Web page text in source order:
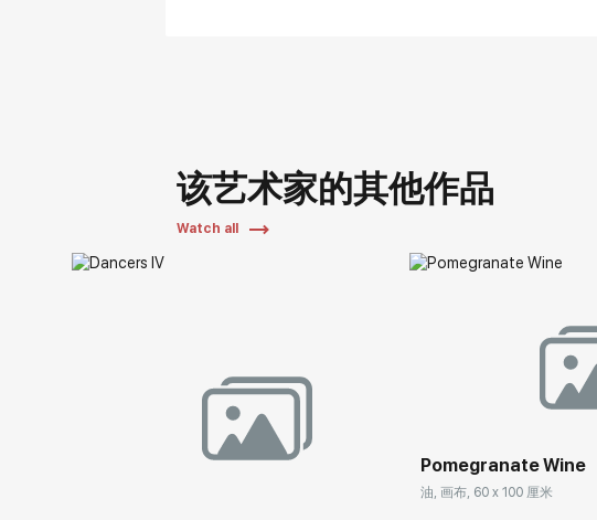
该艺术家的其他作品
Watch all
Pomegranate Wine
油, 画布, 60 x 100 厘米